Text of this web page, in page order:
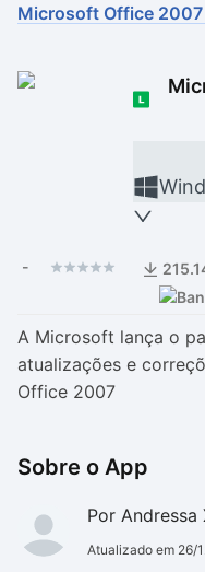
Microsoft Office 2007
-
A Microsoft lança o
atualizações e
Office 2007
Sobre o App
Por Andressa
Atualizado em 26/